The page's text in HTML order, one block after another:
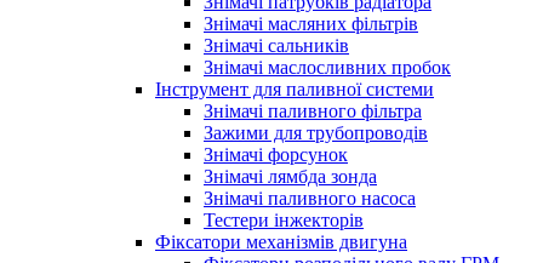
Знімачі масляних фільтрів
Знімачі сальників
Знімачі маслосливних пробок
Інструмент для паливної системи
Знімачі паливного фільтра
Зажими для трубопроводів
Знімачі форсунок
Знімачі лямбда зонда
Знімачі паливного насоса
Тестери інжекторів
Фіксатори механізмів двигуна